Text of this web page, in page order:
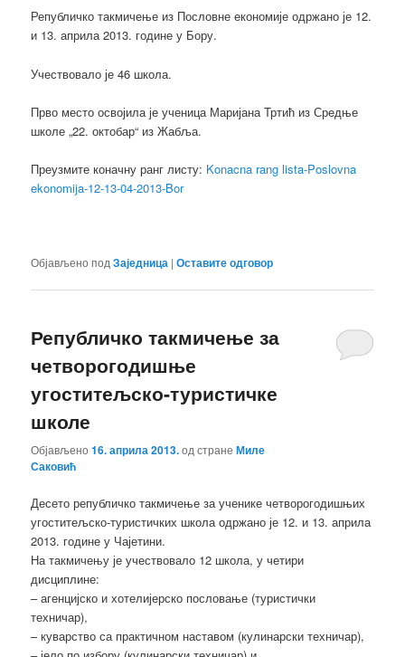
Републичко такмичење из Пословне економије одржано је 12.
и 13. априла 2013. године у Бору.
Учествовало је 46 школа.
Прво место освојила је ученица Маријана Тртић из Средње
школе „22. октобар“ из Жабља.
Преузмите коначну ранг листу: Konacna rang lista-Poslovna
ekonomija-12-13-04-2013-Bor
Објављено под Заједница |Оставите одговор
Републичко такмичење за
четворогодишње
угоститељско-туристичке
школе
Објављено16. априла 2013.од странеМиле
Саковић
Десето републичко такмичење за ученике четворогодишњих
угоститељско-туристичких школа одржано је 12. и 13. априла
2013. године у Чајетини.
На такмичењу је учествовало 12 школа, у четири
дисциплине:
– агенцијско и хотелијерско пословање (туристички
техничар),
– куварство са практичном наставом (кулинарски техничар),